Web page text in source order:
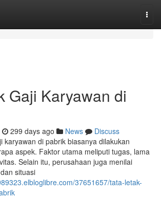
Gaji Karyawan di
299 days ago News
Discuss
karyawan di pabrik biasanya dilakukan
aspek. Faktor utama meliputi tugas, lama
Selain itu, perusahaan juga menilai
situasi
37651657/tata-letak-